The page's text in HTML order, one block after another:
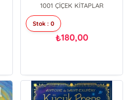
1001 ÇİÇEK KİTAPLAR
Stok : 0
₺180,00